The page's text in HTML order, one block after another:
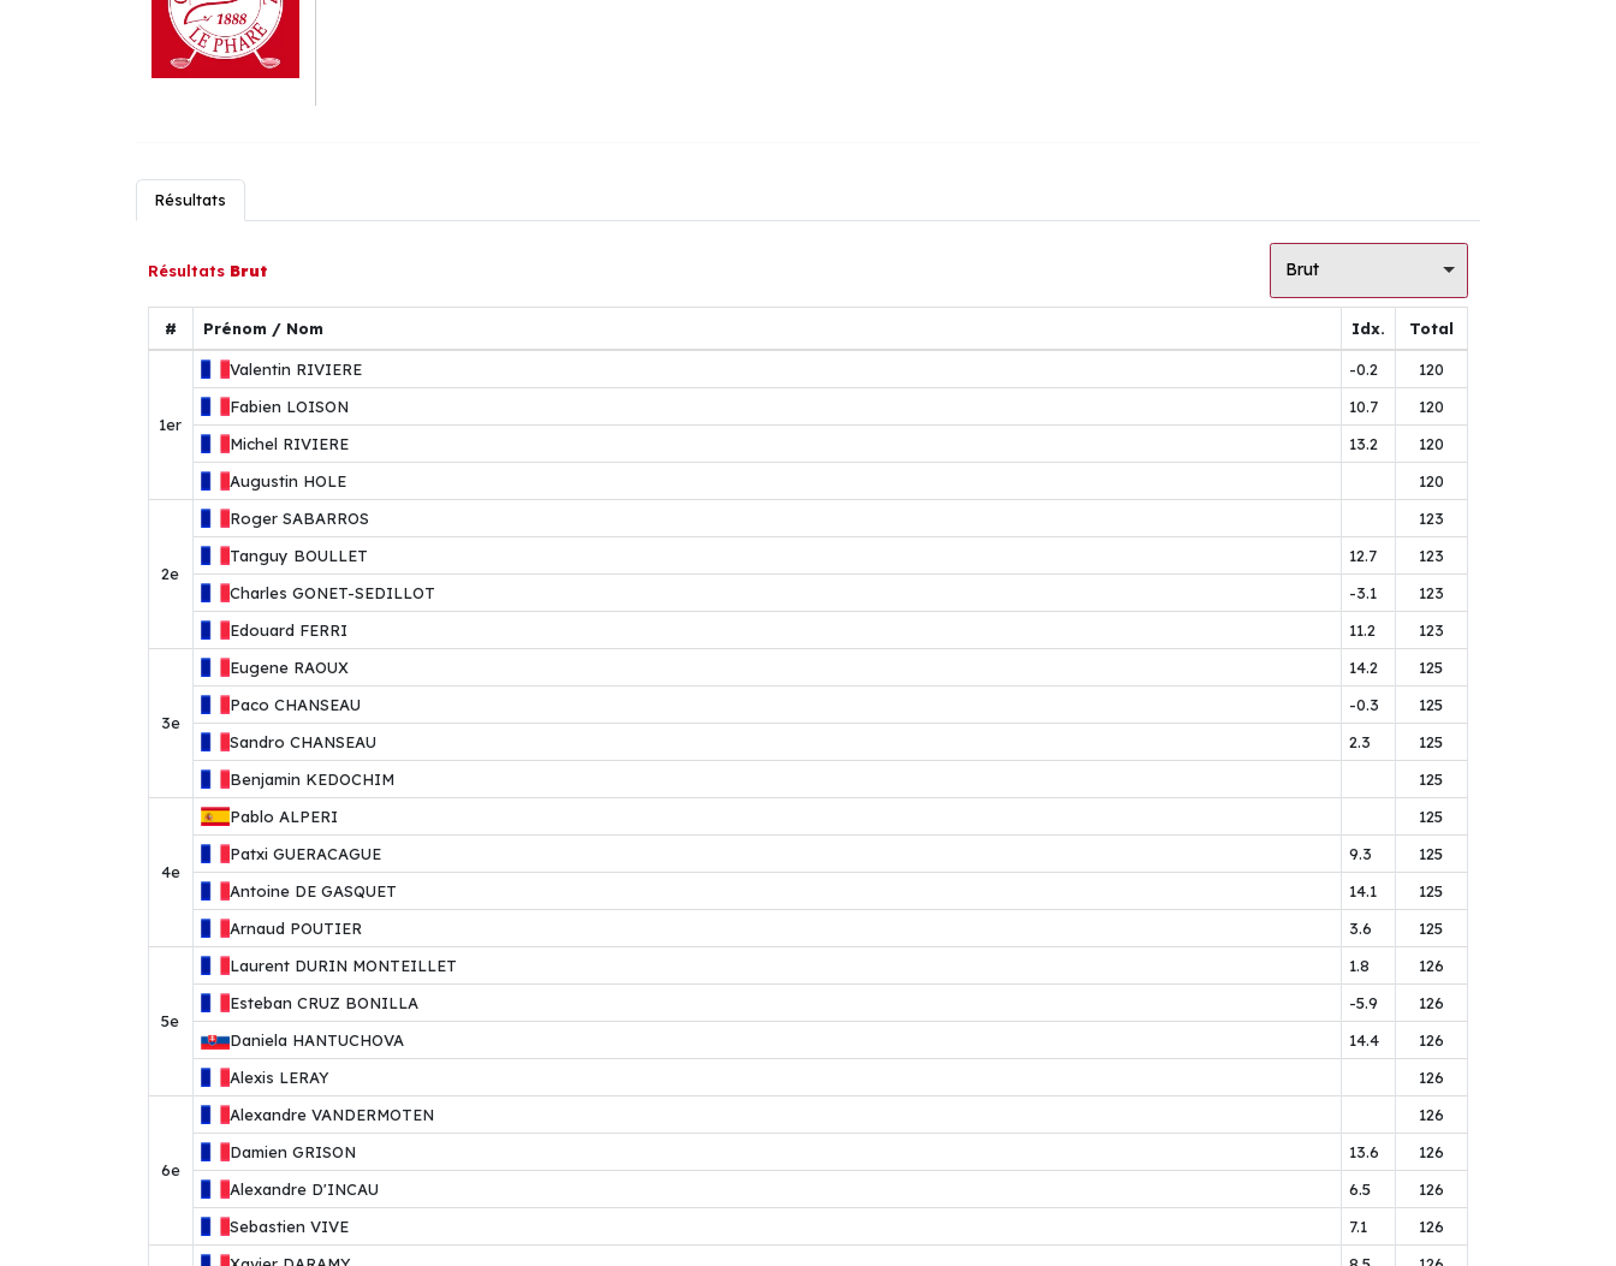
Résultats
Résultats Brut Brut
# Prénom / Nom Idx. Total
1er
Valentin RIVIERE -0.2
120
Fabien LOISON 10.7
120
Michel RIVIERE 13.2
120
Augustin HOLE 120
2e
Roger SABARROS
123
Tanguy BOULLET 12.7
123
Charles GONET-SEDILLOT -3.1
123
Edouard FERRI 11.2 123
3e
Eugene RAOUX 14.2
125
Paco CHANSEAU -0.3
125
Sandro CHANSEAU 2.3
125
Benjamin KEDOCHIM 125
4e
Pablo ALPERI
125
Patxi GUERACAGUE 9.3
125
Antoine DE GASQUET 14.1
125
Arnaud POUTIER 3.6 125
5e
Laurent DURIN MONTEILLET 1.8
126
Esteban CRUZ BONILLA -5.9
126
Daniela HANTUCHOVA 14.4
126
Alexis LERAY 126
6e
Alexandre VANDERMOTEN
126
Damien GRISON 13.6
126
Alexandre D'INCAU 6.5
126
Sebastien VIVE 7.1
126